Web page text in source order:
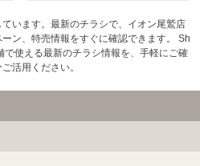
います。最新のチラシで、イオン尾鷲店
ン、特売情報をすぐに確認できます。 Sh
使える最新のチラシ情報を、手軽にご確
活用ください。